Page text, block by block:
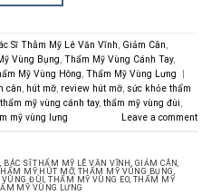
Sĩ Thẫm Mỹ Lê Văn Vĩnh, Giảm Cân,
Vùng Bụng, Thẩm Mỹ Vùng Cánh Tay,
Mỹ Vùng Hông, Thẩm Mỹ Vùng Lưng
|
cân, hút mỡ, review hút mỡ, sức khỏe thẩm
thẩm mỹ vùng cánh tay, thẩm mỹ vùng đùi,
mỹ vùng lưng Leave a comment
BÁC SĨ THẨM MỸ LÊ VĂN VĨNH GIẢM CÂN
MỸ HÚT MỠ,THẨM MỸ VÙNG BỤNG
ĐÙI ,THẨM MỸ VÙNG EO THẨM MỸ
MỸ VÙNG LƯNG